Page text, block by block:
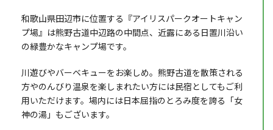
和歌山県田辺市に位置する『アイリスパークオートキャン
プ場』は熊野古道中辺路の中間点、近露にある日置川沿い
の緑豊かなキャンプ場です。
川遊びやバーベキューをお楽しめ。熊野古道を散策される
方やのんびり温泉を楽しまれたい方には民宿としてもご利
用いただけます。場内には日本屈指のとろみ度を誇る「女
神の湯」もございます。